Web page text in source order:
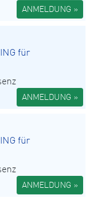
ANMELDUNG »
für
ANMELDUNG »
für
ANMELDUNG »